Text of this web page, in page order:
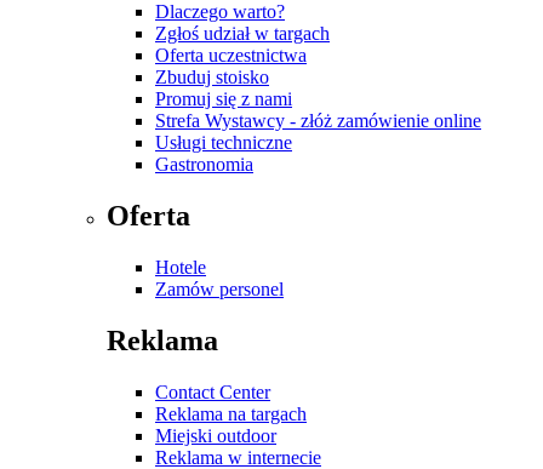
Dlaczego warto?
Zgłoś udział w targach
Oferta uczestnictwa
Zbuduj stoisko
Promuj się z nami
Strefa Wystawcy - złóż zamówienie online
Usługi techniczne
Gastronomia
Oferta
Hotele
Zamów personel
Reklama
Contact Center
Reklama na targach
Miejski outdoor
Reklama w internecie